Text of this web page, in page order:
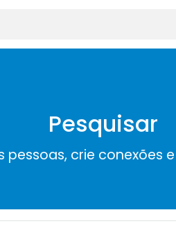
Pesquisar
pessoas, crie conexões